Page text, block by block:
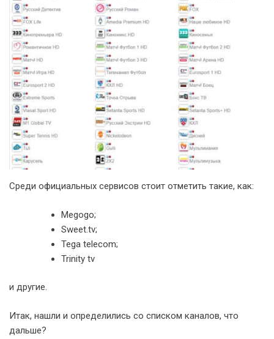
Среди официальных сервисов стоит отметить такие, как:
Megogo;
Sweet.tv;
Tega telecom;
Trinity tv
и другие.
Итак, нашли и определились со списком каналов, что
дальше?